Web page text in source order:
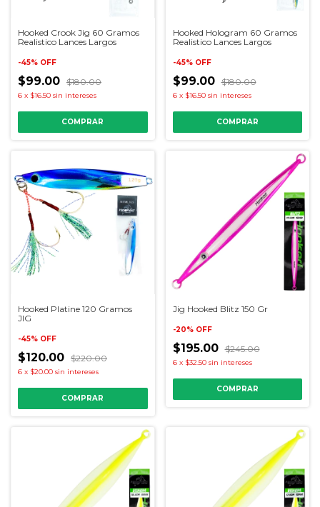
Hooked Crook Jig 60 Gramos
Realistico Lances Largos
-45% OFF
$99.00 $180.00
6 x $16.50 sin intereses
COMPRAR
Hooked Hologram 60 Gramos
Realistico Lances Largos
-45% OFF
$99.00 $180.00
6 x $16.50 sin intereses
COMPRAR
Hooked Platine 120 Gramos
JIG
-45% OFF
$120.00 $220.00
6 x $20.00 sin intereses
COMPRAR
Jig Hooked Blitz 150 Gr
-20% OFF
$195.00 $245.00
6 x $32.50 sin intereses
COMPRAR